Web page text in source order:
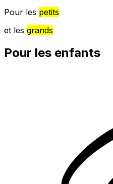
Pour les petits
et les grands
Pour les enfants